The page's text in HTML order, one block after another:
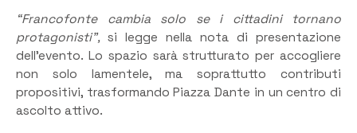
“Francofonte cambia solo se i cittadini tornano
protagonisti”, si legge nella nota di presentazione
dell’evento. Lo spazio sarà strutturato per accogliere
non solo lamentele, ma soprattutto contributi
propositivi, trasformando Piazza Dante in un centro di
ascolto attivo.